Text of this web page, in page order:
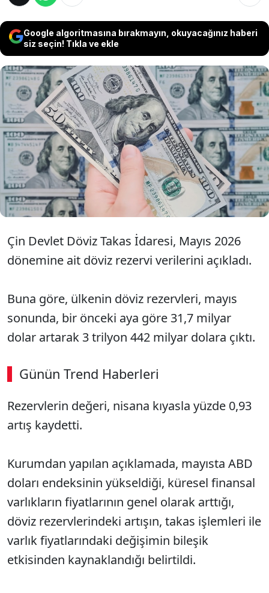
Google algoritmasına bırakmayın, okuyacağınız haberi
siz seçin! Tıkla ve ekle
Çin'in döviz rezervi varlıklarının
mayıs ayında 3 trilyon 442 milyar
dolara ulaştığı bildirildi.
Çin Devlet Döviz Takas İdaresi, Mayıs 2026
dönemine ait döviz rezervi verilerini açıkladı.
Buna göre, ülkenin döviz rezervleri, mayıs
sonunda, bir önceki aya göre 31,7 milyar
dolar artarak 3 trilyon 442 milyar dolara çıktı.
Günün Trend Haberleri
Rezervlerin değeri, nisana kıyasla yüzde 0,93
artış kaydetti.
Kurumdan yapılan açıklamada, mayısta ABD
doları endeksinin yükseldiği, küresel finansal
varlıkların fiyatlarının genel olarak arttığı,
döviz rezervlerindeki artışın, takas işlemleri ile
varlık fiyatlarındaki değişimin bileşik
etkisinden kaynaklandığı belirtildi.